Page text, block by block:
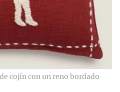
cojín con un reno bordado